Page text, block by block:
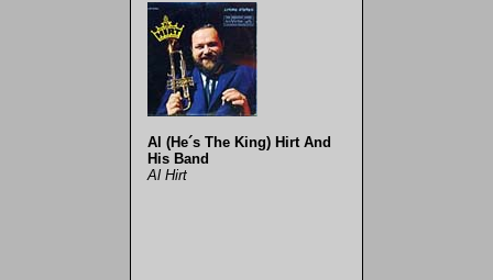
Al (He´s The King) Hirt And
His Band
Al Hirt